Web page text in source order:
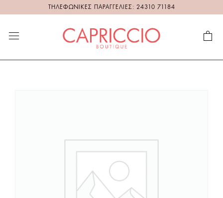
ΤΗΛΕΦΩΝΙΚΕΣ ΠΑΡΑΓΓΕΛΙΕΣ: 24310 71184